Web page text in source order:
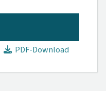
PDF-Download